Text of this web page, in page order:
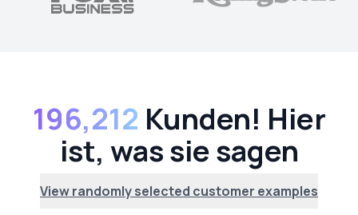
196,212 Kunden! Hier
ist, was sie sagen
View randomly selected customer examples